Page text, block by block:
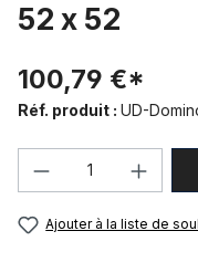
52 x 52
100,79 €*
Réf. produit : UD-
Quantité de
Ajouter à la liste de